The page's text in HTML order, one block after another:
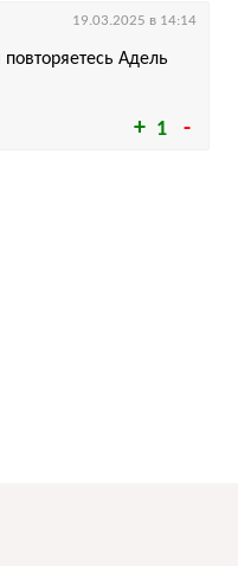
1
Адель
19.03.2025 в 14:14